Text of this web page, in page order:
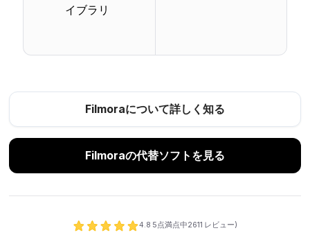
イブラリ
Filmoraについて詳しく知る
Filmoraの代替ソフトを見る
4.8 5点満点中2611 レビュー)